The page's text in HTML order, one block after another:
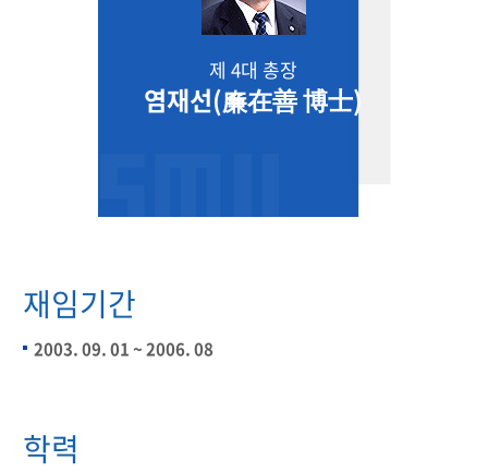
제 4대 총장
염재선(廉在善 博士)
재임기간
2003. 09. 01 ~ 2006. 08
학력